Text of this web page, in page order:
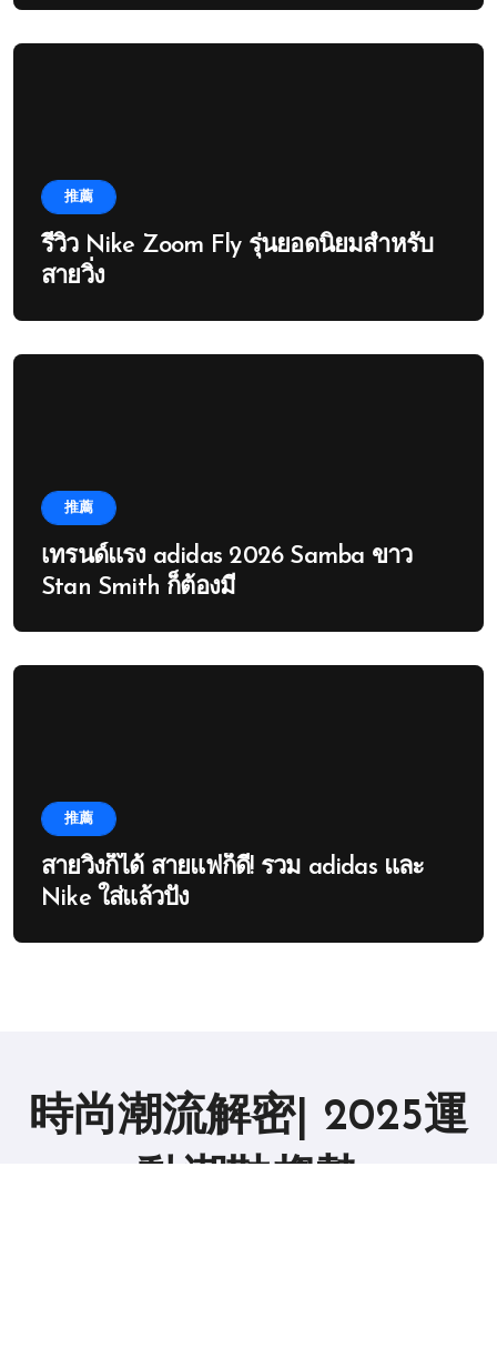
推薦
รีวิว Nike Zoom Fly รุ่นยอดนิยมสำหรับ
สายวิ่ง
推薦
เทรนด์แรง adidas 2026 Samba ขาว
Stan Smith ก็ต้องมี
推薦
สายวิ่งก็ได้ สายแฟก็ดี! รวม adidas และ
Nike ใส่แล้วปัง
時尚潮流解密| 2025運